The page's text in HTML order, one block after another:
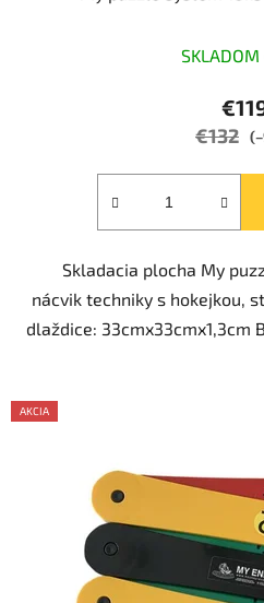
je
SKLADOM
€132
Skladacia plocha My
nácvik techniky s hokejkou,
dlaždice: 33cmx33cmx1,3cm
AKCIA